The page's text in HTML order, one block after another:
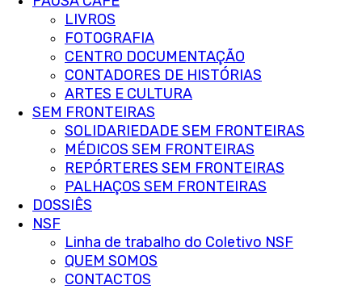
LIVROS
FOTOGRAFIA
CENTRO DOCUMENTAÇÃO
CONTADORES DE HISTÓRIAS
ARTES E CULTURA
SEM FRONTEIRAS
SOLIDARIEDADE SEM FRONTEIRAS
MÉDICOS SEM FRONTEIRAS
REPÓRTERES SEM FRONTEIRAS
PALHAÇOS SEM FRONTEIRAS
DOSSIÊS
NSF
Linha de trabalho do Coletivo NSF
QUEM SOMOS
CONTACTOS